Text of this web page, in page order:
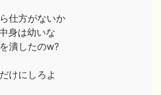
仕方がないか
身は幼いな
潰したのw?
けにしろよ